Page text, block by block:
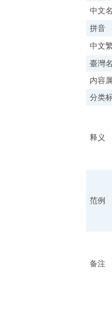
中文名
拼音
中文
臺灣名
内容
分类
释义
范例
备注